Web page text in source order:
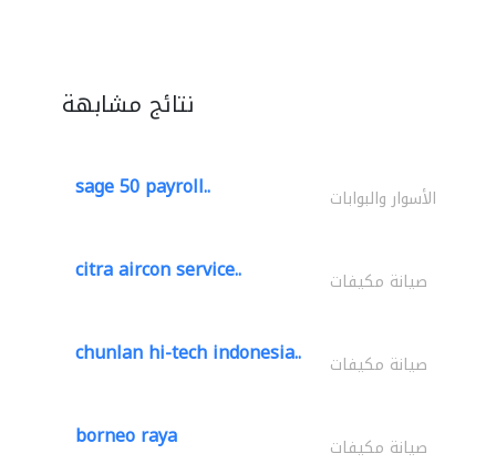
نتائج مشابهة
sage 50 payroll.. الأسوار والبوابات
citra aircon service.. صيانة مكيفات
chunlan hi-tech indonesia.. صيانة مكيفات
borneo raya صيانة مكيفات